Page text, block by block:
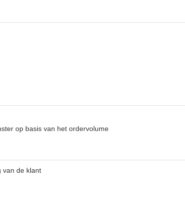
op basis van het ordervolume
van de klant